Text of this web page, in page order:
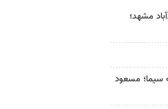
مشهد؛
سیما؛ مسعود